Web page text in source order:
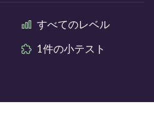
すべてのレベル
1件の小テスト